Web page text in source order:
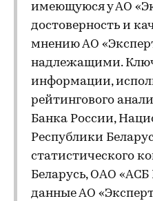
имеющуюся у АО
достоверность и
мнению АО
надлежащими.
информации,
рейтингового
Банка России,
Республики
статистического
Беларусь, ОАО «АСБ
данные АО